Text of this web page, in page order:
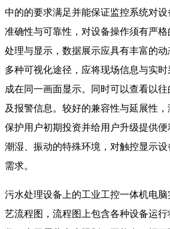
中的的要求满足并能保证监控系统对设
准确性与可靠性，对设备操作须有严
处理与显示，数据展示应具有丰富的
多种可视化途径，应将现场信息与实
成在同一画面显示。同时可以查看以
及报警信息。较好的兼容性与延展性
保护用户初期投资并给用户升级提供
潮湿、振动的特殊环境，对触控显示
需求。
污水处理设备上的工业工控一体机电
艺流程图，流程图上包含各种设备运